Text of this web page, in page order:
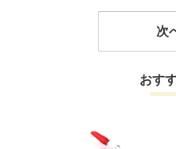
おす